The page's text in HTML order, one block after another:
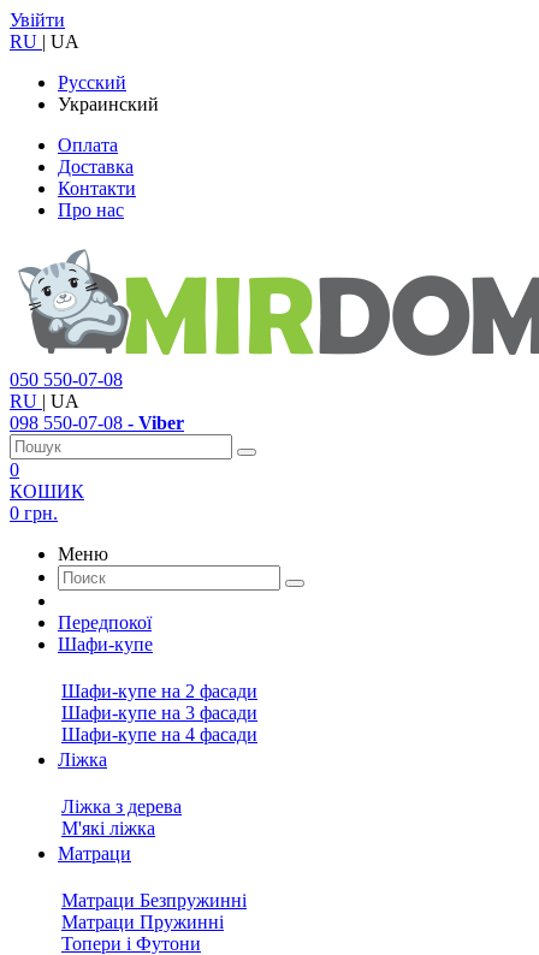
Увійти
RU | UA
Русский
Украинский
Оплата
Доставка
Контакти
Про нас
050 550-07-08
RU | UA
098 550-07-08 - Viber
0
КОШИК
0 грн.
Меню
Передпокої
Шафи-купе
Шафи-купе на 2 фасади
Шафи-купе на 3 фасади
Шафи-купе на 4 фасади
Ліжка
Ліжка з дерева
М'які ліжка
Матраци
Матраци Безпружинні
Матраци Пружинні
Топери і Футони